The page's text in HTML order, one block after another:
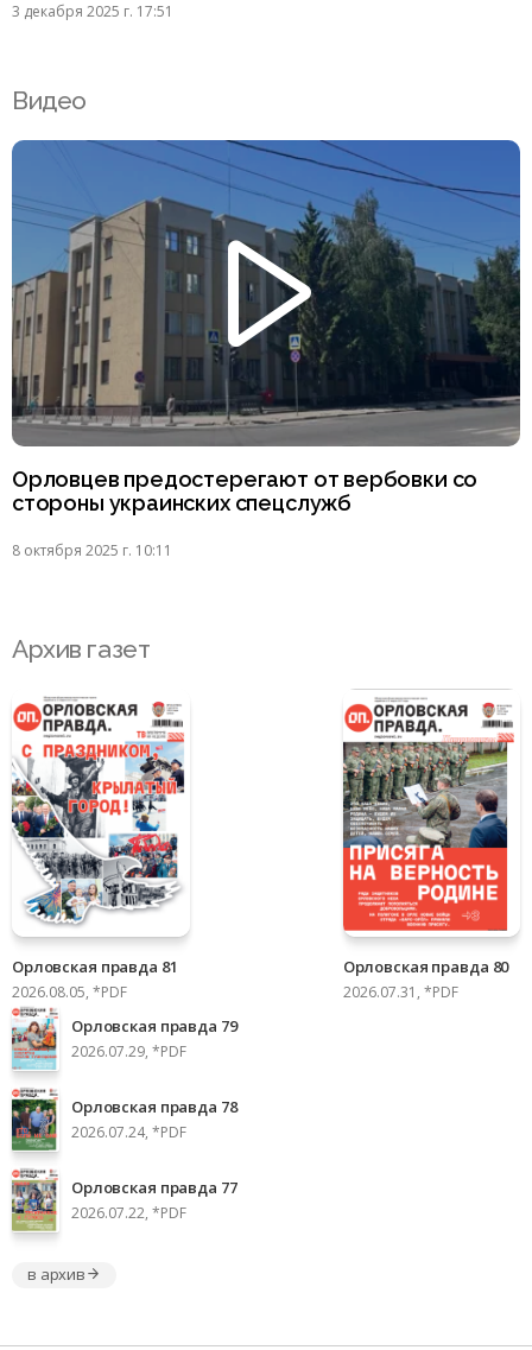
3 декабря 2025 г. 17:51
Видео
Орловцев предостерегают от вербовки со
стороны украинских спецслужб
8 октября 2025 г. 10:11
Архив газет
Орловская правда 81
2026.08.05, *PDF
Орловская правда 80
2026.07.31, *PDF
Орловская правда 79
2026.07.29, *PDF
Орловская правда 78
2026.07.24, *PDF
Орловская правда 77
2026.07.22, *PDF
в архив